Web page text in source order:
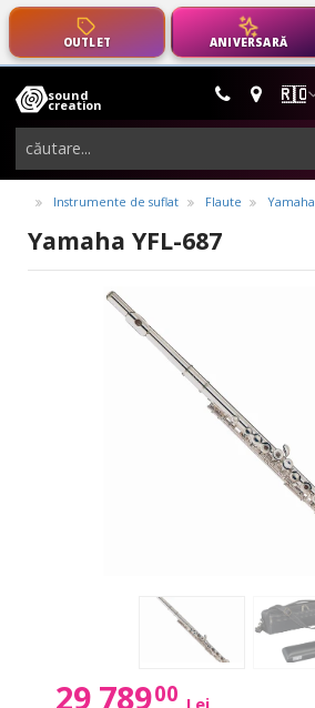
OUTLET ANIVERSARĂ
🇷🇴
sound
creation
instrumente
muzicale,
echipamente
pro-
audio
Instrumente de suflat Flaute Yamaha
Yamaha YFL-687
29 78900